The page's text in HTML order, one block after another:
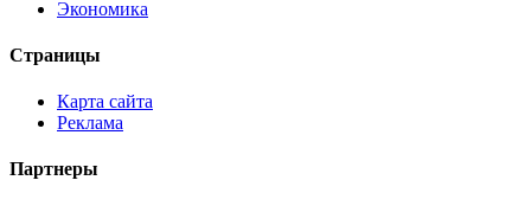
Экономика
Страницы
Карта сайта
Реклама
Партнеры